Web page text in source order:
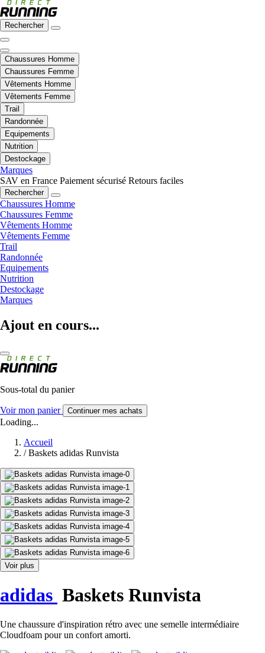
Rechercher
Chaussures Homme
Chaussures Femme
Vêtements Homme
Vêtements Femme
Trail
Randonnée
Equipements
Nutrition
Destockage
Marques
SAV en France Paiement sécurisé Retours faciles
Rechercher
Chaussures Homme
Chaussures Femme
Vêtements Homme
Vêtements Femme
Trail
Randonnée
Equipements
Nutrition
Destockage
Marques
Ajout en cours...
Sous-total du panier
Voir mon panier Continuer mes achats
Loading...
Accueil
/ Baskets adidas Runvista
Voir plus
adidas Baskets Runvista
Une chaussure d'inspiration rétro avec une semelle intermédiaire
Cloudfoam pour un confort amorti.